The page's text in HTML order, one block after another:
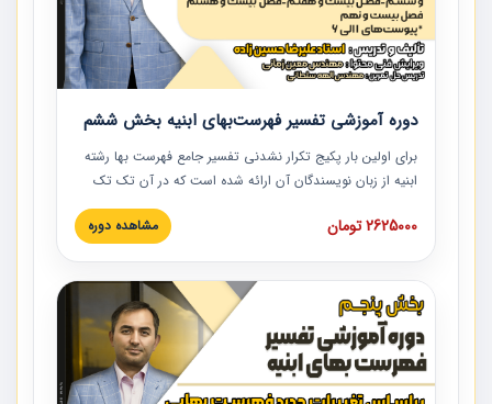
دوره آموزشی تفسیر فهرست‌بهای ابنیه بخش ششم
برای اولین بار پکیج تکرار نشدنی تفسیر جامع فهرست بها رشته
ابنیه از زبان نویسندگان آن ارائه شده است که در آن تک تک
ردیف ها و مطالب فهرست بها تفسیر و ارائه شده است. این
دوره به صورت کامل تصویری بوده و به همراه تصاویر عملیات
دوره با کلام مهندس علیرضاحسین‌زاده مدیر پروژه مهندسی
مشاور در امر بازنگری فهرست بها رشته ابنیه ارائه شده و به تمام
همکارانی که در حوزه صنعت ساخت در حال فعالیت هستند حتما
توصیه می کنیم از مطالب این دوره استفاده نمایند.
2625000 تومان مشاهده دوره